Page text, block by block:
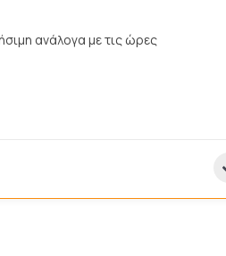
ανάλογα με τις ώρες